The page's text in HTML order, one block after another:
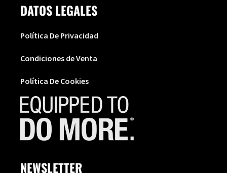
DATOS LEGALES
Política De Privacidad
Condiciones de Venta
Política De Cookies
NEWSLETTER